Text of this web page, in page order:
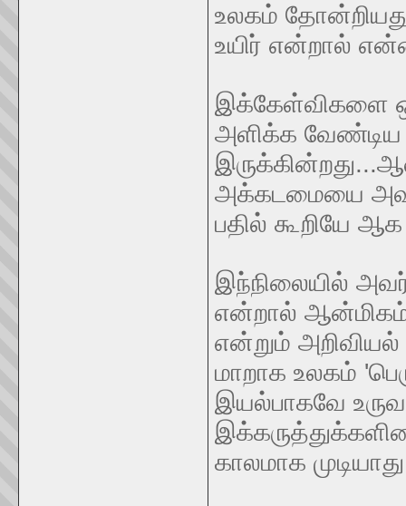
உலகம்
உயிர் என்றால்
இக்கேள்விகளை
அளிக்க வேண்டிய
அக்கடமையை
பதில் கூறியே
இந்நிலையில்
என்றால்
என்றும்
மாறாக உலகம்
இயல்பாகவே
காலமாக